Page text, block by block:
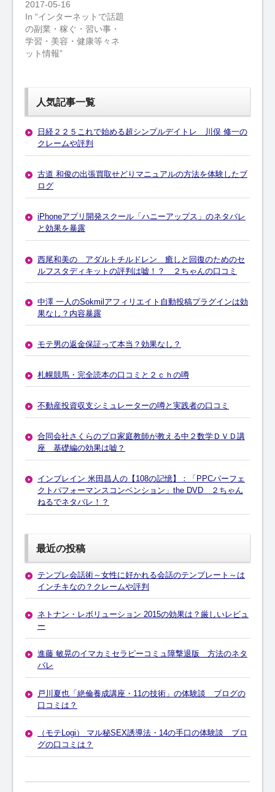
2017-05-16
In “インターネットで話題
の副業・稼ぐ・習い事・
学習・美容・健康等々ネ
ット情報”
人気記事一覧
日経２２５これで始める超シンプルデイトレ 川俣 修一の
クレームや評判
古道 和俊の出張買取せどりマニュアルの方法を体験したブ
ログ
iPhoneアプリ開発スクール「ハニーアップス」のネタバレ
と効果を暴露
西尾和美の アダルトチルドレン 癒しと回復のためのセ
ルフスタディキットの評判は嘘！？ ２ちゃんの口コミ
中澤 一人のSokmilアフィリエイト自動投稿プラグインは効
果なし？内容暴露
モテ男の返金保証って本当？効果なし？
札幌競馬・完全読本の口コミと２ｃｈの噂
不動産投資収支シミュレーターの噂と実践者の口コミ
合同会社さくらのプロ家庭教師が教える中２数学ＤＶＤ講
座 基礎編の効果は嘘？
インブレイン 米田昌人の【108の記憶】：「PPCパーフェ
クトパフォーマンスコンベンション」the DVD ２ちゃん
ねるでネタバレ！？
最近の投稿
テンプレ会話術～女性に好かれる会話のテンプレート～は
インチキなの？クレームや評判
ネトナン・レボリューション 2015の効果は？厳しいレビュ
ー
進藤 敏晃のイマカミセラピーコミュ障撃退版 方法のネタ
バレ
戸川夏也「絶倫養成講座・11の技術」の体験談 ブログの
口コミは？
（モテLogi） マル秘SEX誘導法・14の手口の体験談 ブロ
グの口コミは？